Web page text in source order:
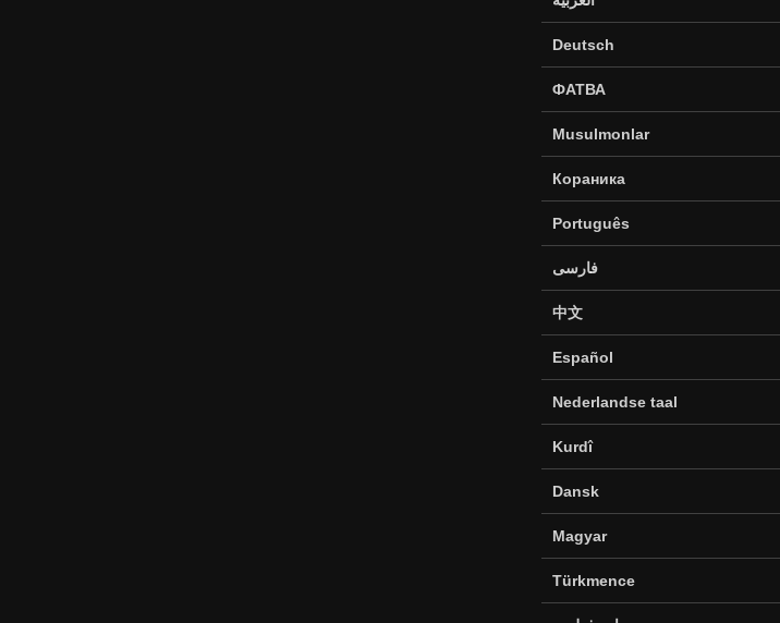
Deutsch
ФАТВА
Musulmonlar
Кораника
Português
فارسی
中文
Español
Nederlandse taal
Kurdî
Dansk
Magyar
Türkmence